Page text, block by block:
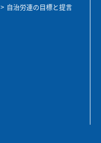
自治労連の目標と提言